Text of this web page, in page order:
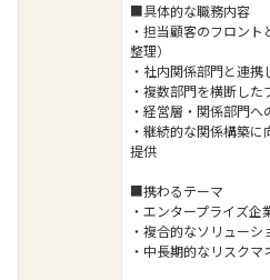
■具体的な職務内容
・担当顧客のフロン
整理）
・社内関係部門と連
・複数部門を横断し
・経営層・関係部門
・継続的な関係構築
提供
■携わるテーマ
・エンタープライズ
・複合的なソリュー
・中長期的なリスク